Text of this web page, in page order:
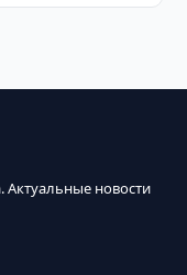
Актуальные новости